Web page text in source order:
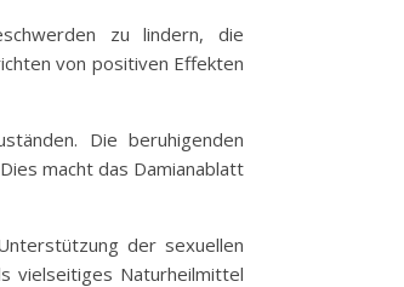
zu lindern, die
von positiven Effekten
Die beruhigenden
macht das Damianablatt
der sexuellen
vielseitiges Naturheilmittel